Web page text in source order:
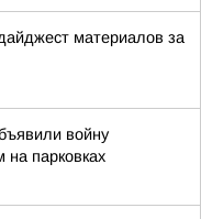
материалов за
войну
парковках